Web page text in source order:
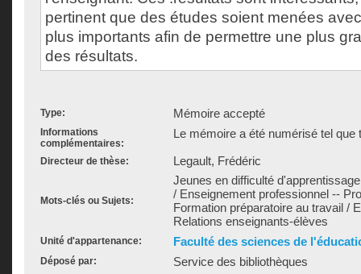
pertinent que des études soient menées
plus importants afin de permettre une plus
des résultats.
Type: Mémoire accepté
Informations
complémentaires:
Le mémoire a été numérisé tel que
Directeur de thèse: Legault, Frédéric
Mots-clés ou Sujets:
Jeunes en difficulté
/ Enseignement professionnel --
Formation préparatoire au travail /
Relations enseignants-élèves
Unité d'appartenance: Faculté des sciences de
Déposé par: Service des bibliothèques